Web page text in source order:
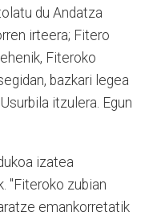
du Andatza
irteera; Fitero
Fiteroko
bazkari legea
itzulera. Egun
izatea
"Fiteroko zubian
emankorretatik